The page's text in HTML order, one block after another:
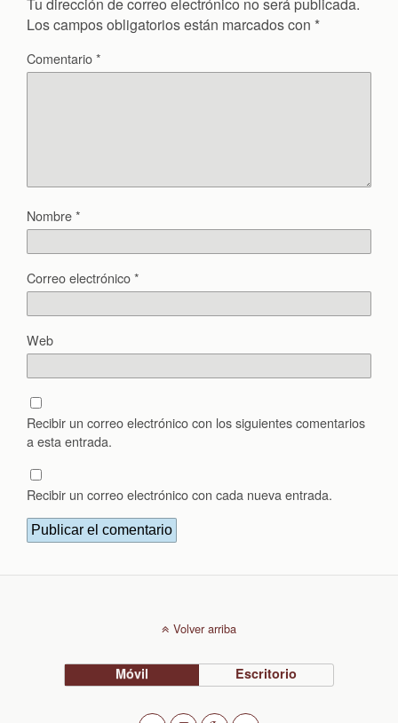
Los campos obligatorios están marcados con *
Comentario*
Nombre*
Correo electrónico*
Web
Recibir un correo electrónico con los siguientes comentarios
a esta entrada.
Recibir un correo electrónico con cada nueva entrada.
Volver arriba
Móvil Escritorio